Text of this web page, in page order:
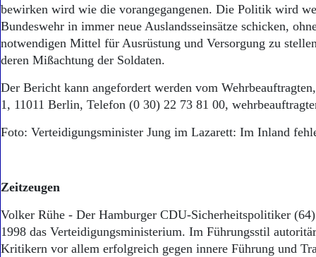
bewirken wird wie die vorangegangenen. Die Politik wird
Bundeswehr in immer neue Auslandsseinsätze schicken,
notwendigen Mittel für Ausrüstung und Versorgung zu
deren Mißachtung der Soldaten.
Der Bericht kann angefordert werden vom
1, 11011 Berlin, Telefon (0 30) 22 73 81 00,
Foto: Verteidigungsminister Jung im Lazarett: Im Inland
Zeitzeugen
Volker Rühe - Der Hamburger CDU-Sicherheitspolitiker
1998 das Verteidigungsministerium. Im Führungsstil
Kritikern vor allem erfolgreich gegen innere Führung und